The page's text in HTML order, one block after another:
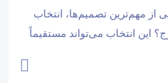
از مهم‌ترین تصمیم‌ها، انتخاب
این انتخاب می‌تواند مستقیماً
از میهن‌نیک به‌صورت جامع و...